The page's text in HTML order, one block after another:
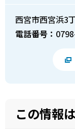
西宮市西宮浜3
電話番号：
この情報